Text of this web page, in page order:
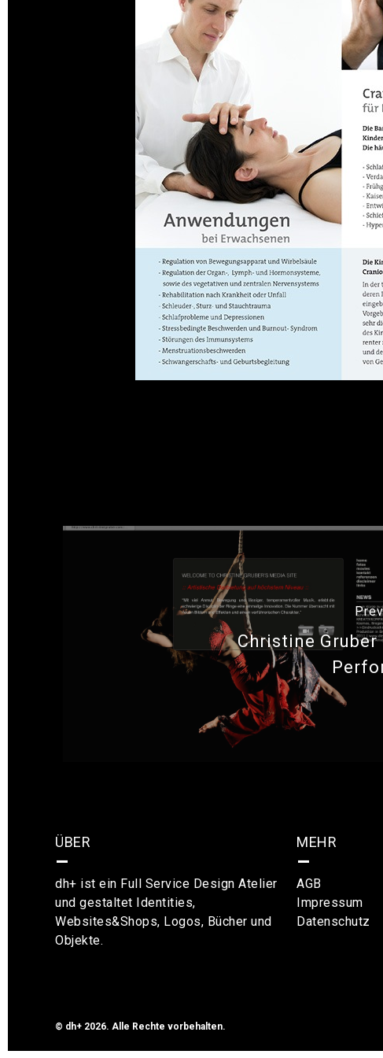
Christine Gruber
ÜBER
–
dh+ ist ein Full Service Design Atelier
und gestaltet Identities,
Websites&Shops, Logos, Bücher und
Objekte.
MEHR
–
AGB
Impressum
Datenschutz
© dh+ 2026. Alle Rechte vorbehalten.